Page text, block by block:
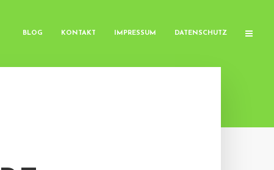
BLOG KONTAKT IMPRESSUM DATENSCHUTZ